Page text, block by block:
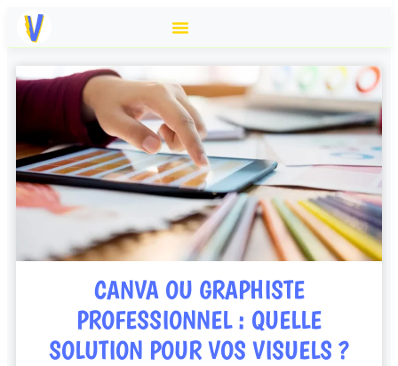
CANVA OU GRAPHISTE
PROFESSIONNEL : QUELLE
SOLUTION POUR VOS VISUELS ?